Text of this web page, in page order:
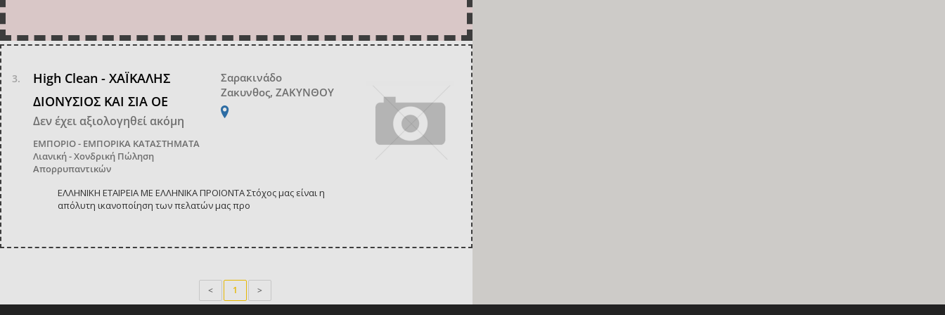
High Clean - ΧΑΪΚΑΛΗΣ
ΔΙΟΝΥΣΙΟΣ ΚΑΙ ΣΙΑ ΟΕ
Δεν έχει αξιολογηθεί ακόμη
ΕΜΠΟΡΙΟ - ΕΜΠΟΡΙΚΑ ΚΑΤΑΣΤΗΜΑΤΑ
Λιανική - Χονδρική Πώληση
Απορρυπαντικών
Σαρακινάδο
Ζακυνθος, ΖΑΚΥΝΘΟΥ
ΕΛΛΗΝΙΚΗ ΕΤΑΙΡΕΙΑ ΜΕ ΕΛΛΗΝΙΚΑ ΠΡΟΙΟΝΤΑ Στόχος μας είναι η
απόλυτη ικανοποίηση των πελατών μας προ
< 1 >